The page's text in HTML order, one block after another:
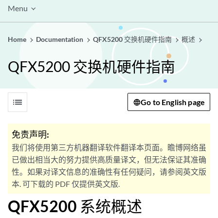
Menu
Home Documentation QFX5200 交换机硬件指南 概述
QFX5200 交换机硬件指南
list Go to English page
免责声明:
我们将使用第三方机器翻译软件翻译本页面。瞻博网络虽
已做出相当大的努力提供高质量译文，但无法保证其准确
性。如果对译文信息的准确性有任何疑问，请参阅英文版
本. 可下载的 PDF 仅提供英文版.
QFX5200 系统概述